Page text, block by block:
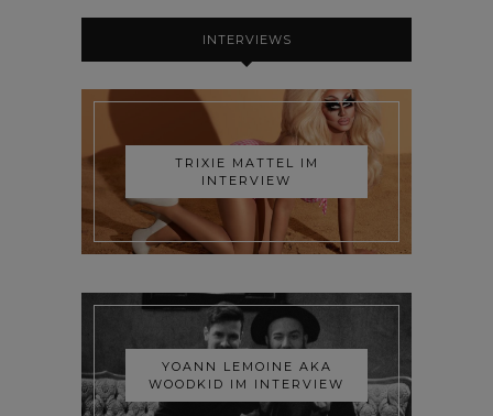
INTERVIEWS
TRIXIE MATTEL IM
INTERVIEW
YOANN LEMOINE AKA
WOODKID IM INTERVIEW